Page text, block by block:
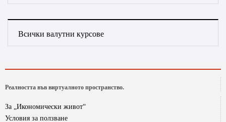
Всички валутни курсове
Реалността във виртуалното пространство.
За „Икономически живот“
Условия за ползване